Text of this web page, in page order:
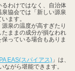
るわけではなく、自治体
協会では「新しい源泉
ます。
泉の温度が高すぎたり
ままの成分が損なわれ
っている場合もありま
EAS(スパイアス) 」は、
がら堪能できます。